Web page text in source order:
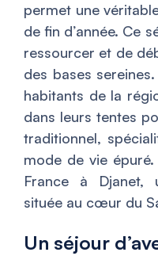
permet une
de fin d’année. Ce
ressourcer et de
des bases
habitants de la
dans leurs tentes
traditionnel,
mode de vie
France à Djanet,
située au cœur du
Un séjour